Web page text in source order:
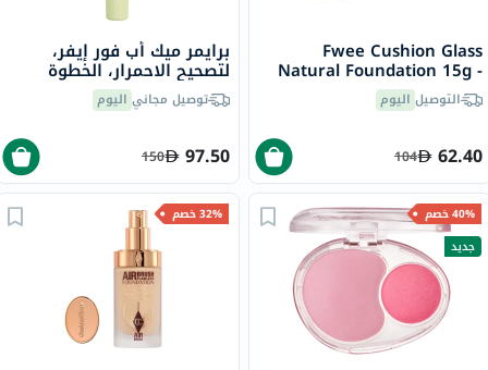
Fwee Cushion Glass
Natural Foundation 15g -
Natural Glass/03
التوصيل اليوم
62.40
104
برايمر ميك أب فور إيفر،
لتصحيح الاحمرار، الخطوة
الأولى، 30 مل
توصيل مجاني اليوم
97.50
150
40% خصم
جديد
32% خصم